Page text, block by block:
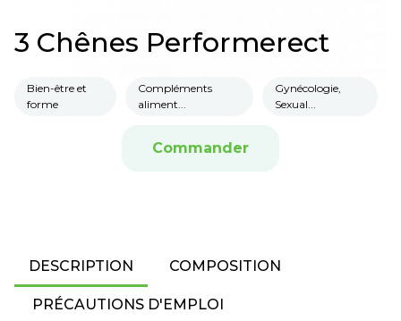
3 Chênes Performerect
Bien-être et
forme
Compléments
aliment...
Gynécologie,
Sexual...
Commander
DESCRIPTION COMPOSITION
PRÉCAUTIONS D'EMPLOI